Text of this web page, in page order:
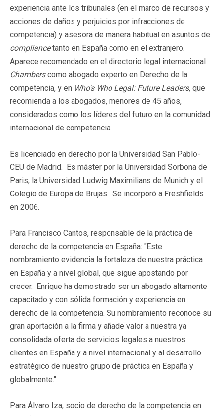
experiencia ante los tribunales (en el marco de recursos y
acciones de daños y perjuicios por infracciones de
competencia) y asesora de manera habitual en asuntos de
compliancetanto en España como en el extranjero.
Aparece recomendado en el directorio legal internacional
Chamberscomo abogado experto en Derecho de la
competencia, y en Who's Who Legal: Future Leaders, que
recomienda a los abogados, menores de 45 años,
considerados como los líderes del futuro en la comunidad
internacional de competencia.
Es licenciado en derecho por la Universidad San Pablo-
CEU de Madrid. Es máster por la Universidad Sorbona de
Paris, la Universidad Ludwig Maximilians de Munich y el
Colegio de Europa de Brujas. Se incorporó a Freshfields
en 2006.
Para Francisco Cantos, responsable de la práctica de
derecho de la competencia en España: "Este
nombramiento evidencia la fortaleza de nuestra práctica
en España y a nivel global, que sigue apostando por
crecer. Enrique ha demostrado ser un abogado altamente
capacitado y con sólida formación y experiencia en
derecho de la competencia. Su nombramiento reconoce su
gran aportación a la firma y añade valor a nuestra ya
consolidada oferta de servicios legales a nuestros
clientes en España y a nivel internacional y al desarrollo
estratégico de nuestro grupo de práctica en España y
globalmente."
Para Álvaro Iza, socio de derecho de la competencia en